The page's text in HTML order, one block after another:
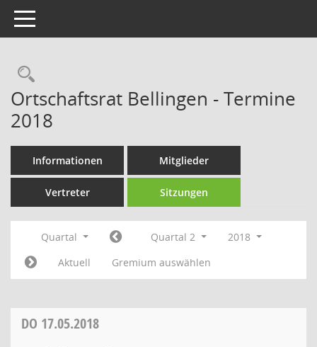
Toggle navigation
Rechercheauswahl
Ortschaftsrat Bellingen - Termine
2018
Informationen Mitglieder
Vertreter Sitzungen
Quartal Quartal 2
2018
Aktuell
Gremium auswählen
DO 17.05.2018